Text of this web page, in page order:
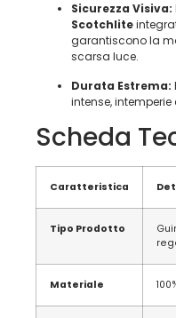
Sicurezza Visiva:
Scotchlite
garantiscono la
scarsa luce.
Durata Estrema:
intense,
Scheda
Caratteristica
Tipo Prodotto
Materiale